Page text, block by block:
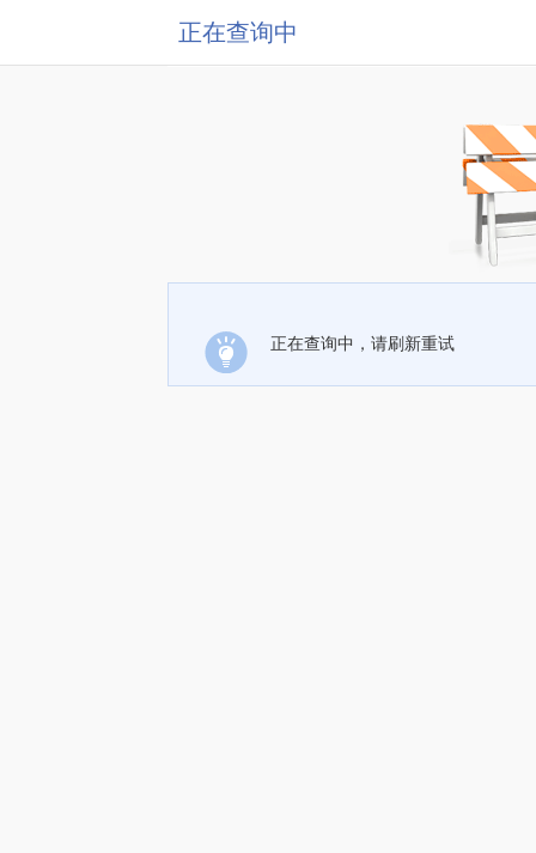
正在查询中
正在查询中，请刷新重试